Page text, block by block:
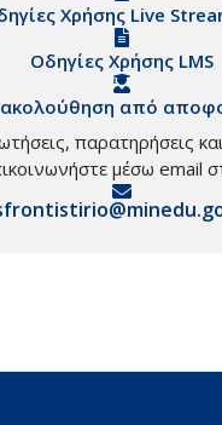
Χρήσης Live
Οδηγίες Χρήσης LMS
από
παρατηρήσεις
μέσω email